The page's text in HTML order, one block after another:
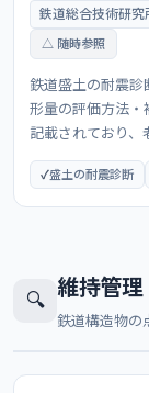
鉄道総合技術研究
△ 随時参照
鉄道盛土の耐震診
形量の評価方法・
記載されており、
盛土の耐震診断
🔍 維持管
鉄道構造物の